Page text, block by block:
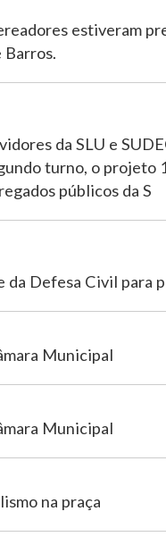
estiveram
Barros.
da SLU e
turno, o
públicos da S
da Defesa Civil para
Municipal
Municipal
na praça